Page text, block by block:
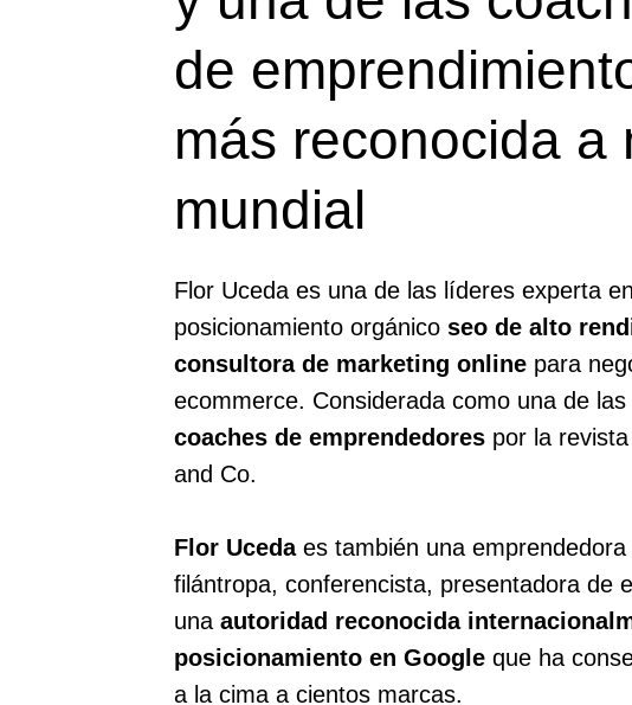
de
más reconocida a
mundial
Flor Uceda es una de las líderes experta en
posicionamiento orgánico seo de alto
consultora de marketing online para
ecommerce. Considerada como una de las
coaches de emprendedores por la
and Co.
Flor Ucedaes también una emprendedora
filántropa, conferencista, presentadora de
una autoridad reconocida
posicionamiento en Google que ha
a la cima a cientos marcas.